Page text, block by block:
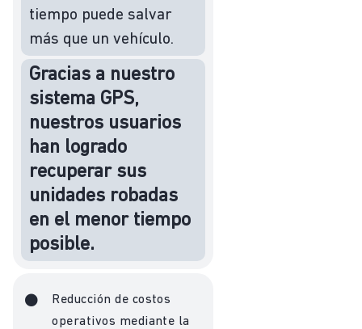
tiempo puede salvar
más que un vehículo.
Gracias a nuestro
sistema GPS,
nuestros usuarios
han logrado
recuperar sus
unidades robadas
en el menor tiempo
posible.
Reducción de costos
operativos mediante la